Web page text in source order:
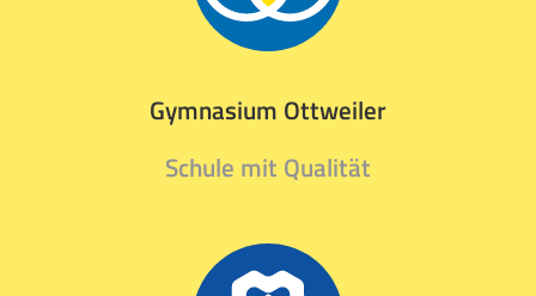
Gymnasium Ottweiler
Schule mit Qualität